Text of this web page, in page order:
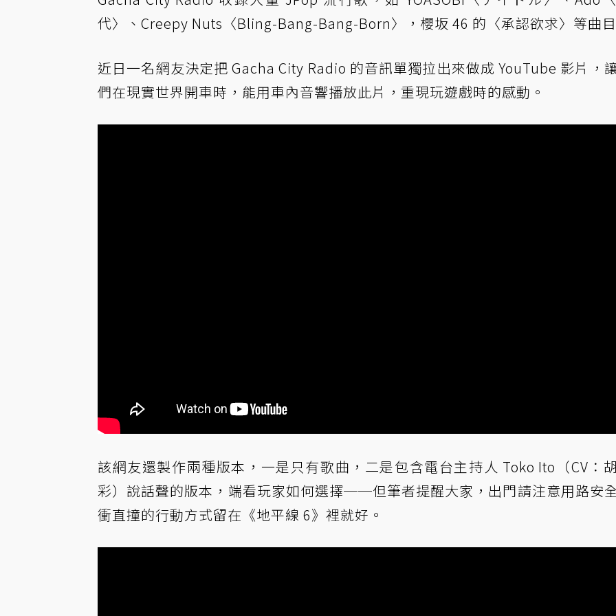
代〉、Creepy Nuts〈Bling-Bang-Bang-Born〉，櫻坂 46 的〈承認欲求〉等曲
近日一名網友決定把 Gacha City Radio 的音訊單獨拉出來做成 YouTube 影片，
們在現實世界開車時，能用車內音響播放此片，重現玩遊戲時的感動。
該網友還製作兩種版本，一是只有歌曲，二是包含電台主持人 Toko Ito（CV：
彩）說話聲的版本，端看玩家如何選擇──但筆者提醒大家，出門請注意用路安
衝直撞的行動方式留在《地平線 6》裡就好。